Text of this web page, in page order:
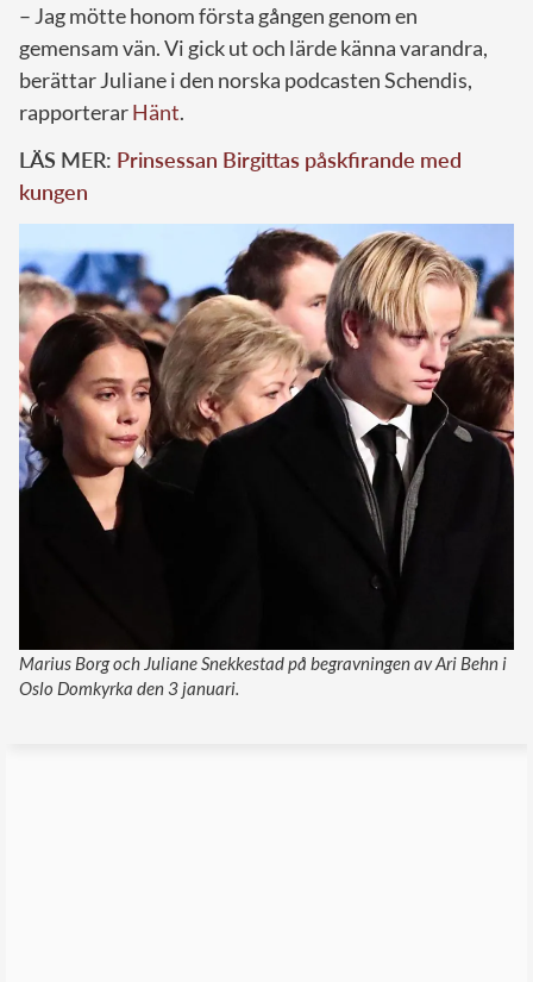
– Jag mötte honom första gången genom en
gemensam vän. Vi gick ut och lärde känna varandra,
berättar Juliane i den norska podcasten Schendis,
rapporterarHänt.
LÄS MER: Prinsessan Birgittas påskfirande med
kungen
Marius Borg och Juliane Snekkestad på begravningen av Ari Behn i
Oslo Domkyrka den 3 januari.